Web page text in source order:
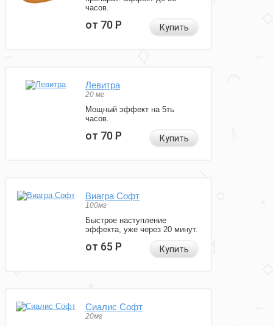
часов.
от 70Р Купить
Левитра
20 мг
Мощный эффект на 5ть
часов.
от 70Р Купить
Виагра Софт
100мг
Быстрое наступление
эффекта, уже через 20 минут.
от 65Р Купить
Сиалис Софт
20мг